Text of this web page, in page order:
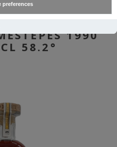
preferences
SPIRITS
1990
58.2°